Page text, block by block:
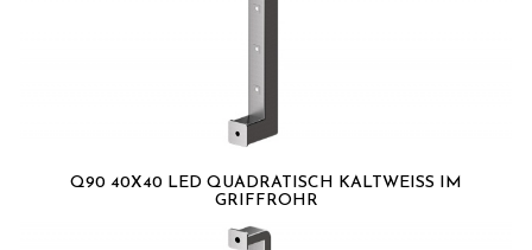
Q90 40X40 LED QUADRATISCH KALTWEISS IM G
RIFFROHR